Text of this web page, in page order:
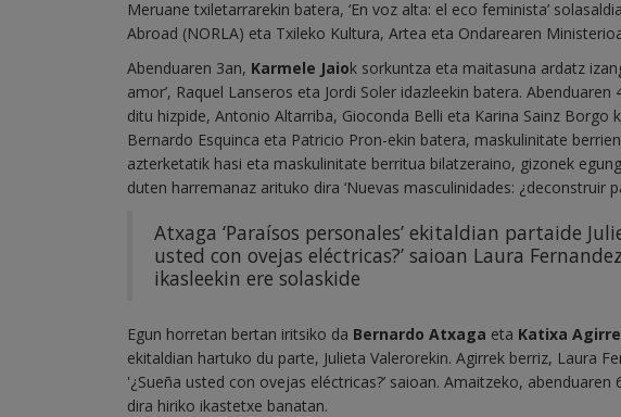
Meruane txiletarrarekin batera, ‘En voz alta: el eco feminista’
Abroad (NORLA) eta Txileko Kultura, Artea eta Ondarearen
Abenduaren 3an, Karmele Jaiok sorkuntza eta maitasuna ardatz
amor’, Raquel Lanseros eta Jordi Soler idazleekin batera. Abenduaren
ditu hizpide, Antonio Altarriba, Gioconda Belli eta Karina Sainz Borgo
Bernardo Esquinca eta Patricio Pron-ekin batera, maskulinitate
azterketatik hasi eta maskulinitate berritua bilatzeraino, gizonek
duten harremanaz arituko dira ‘Nuevas masculinidades: ¿deconstruir
Atxaga ‘Paraísos personales’ ekitaldian partaide
usted con ovejas eléctricas?’ saioan Laura
ikasleekin ere solaskide
Egun horretan bertan iritsiko da Bernardo Atxaga eta Katixa Agirre
ekitaldian hartuko du parte, Julieta Valerorekin. Agirrek berriz, Laura
'¿Sueña usted con ovejas eléctricas?’ saioan. Amaitzeko,
dira hiriko ikastetxe banatan.